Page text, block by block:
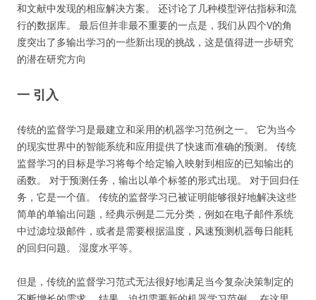
和文献中发现的相应解决方案。 还讨论了几种模型评估指标和流
行的数据库。 最后但并非最不重要的一点是，我们从四个V的角
度突出了多输出学习的一些新出现的挑战，这是值得进一步研究
的潜在研究方向
一 引入
传统的监督学习是最建立和采用的机器学习范例之一。 它为当今
的现实世界中的智能系统和应用提供了快速而准确的预测。 传统
监督学习的目标是学习将每个给定输入映射到相应的已知输出的
函数。 对于预测任务，输出以单个标签的形式出现。 对于回归任
务，它是一个值。 传统的监督学习已被证明能够很好地解决这些
简单的单输出问题，经典示例是二元分类，例如在电子邮件系统
中过滤垃圾邮件，或者是需要根据温度，风速预测机器每日能耗
的回归问题。 湿度水平等。
但是，传统的监督学习范式无法很好地满足当今复杂决策制定的